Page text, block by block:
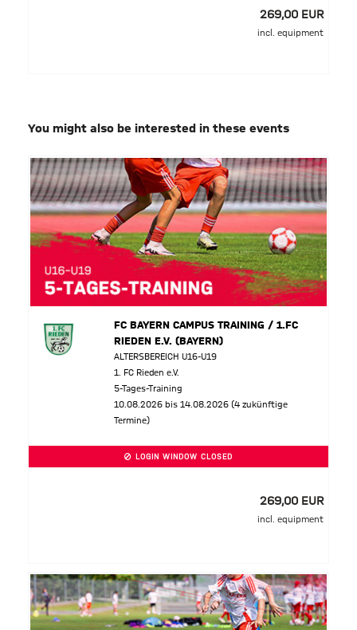
269,00 EUR
incl. equipment
You might also be interested in these events
FC BAYERN CAMPUS TRAINING / 1.FC
RIEDEN E.V. (BAYERN)
ALTERSBEREICH U16-U19
1. FC Rieden e.V.
5-Tages-Training
10.08.2026 bis 14.08.2026 (4 zukünftige
Termine)
LOGIN WINDOW CLOSED
269,00 EUR
incl. equipment